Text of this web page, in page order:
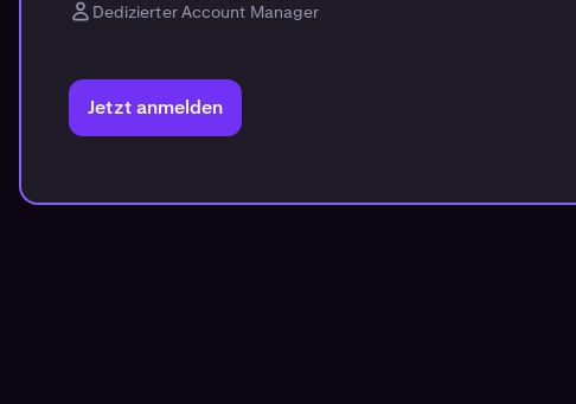
Dedizierter Account Manager
Jetzt anmelden